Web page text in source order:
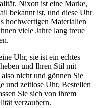
Nixon ist eine Marke,
bekannt ist, und diese Uhr
hochwertigen Materialien
viele Jahre lang treue
Uhr, sie ist ein echtes
und Ihren Stil mit
nicht und gönnen Sie
und zeitlose Uhr. Bestellen
Sie sich von ihrem
verzaubern.